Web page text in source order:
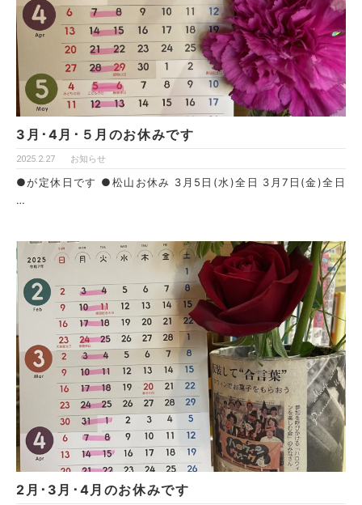
3月･4月･５月のお休みです
2025.2.27 お知らせ
●が定休日です ●松山お休み 3月5日(水)全日 3月7日(金)全日
…
2月･3月･4月のお休みです